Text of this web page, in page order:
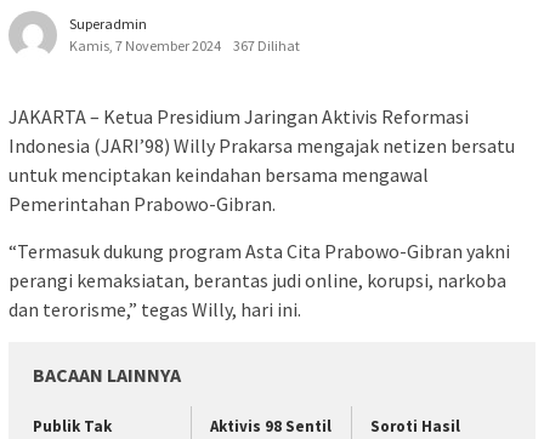
Superadmin
Kamis, 7 November 2024
367 Dilihat
JAKARTA – Ketua Presidium Jaringan Aktivis Reformasi
Indonesia (JARI’98) Willy Prakarsa mengajak netizen bersatu
untuk menciptakan keindahan bersama mengawal
Pemerintahan Prabowo-Gibran.
“Termasuk dukung program Asta Cita Prabowo-Gibran yakni
perangi kemaksiatan, berantas judi online, korupsi, narkoba
dan terorisme,” tegas Willy, hari ini.
BACAAN LAINNYA
Publik Tak
Aktivis 98 Sentil
Soroti Hasil